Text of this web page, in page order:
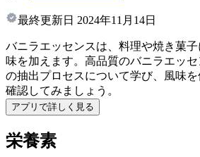
最終更新日 2024年11月14日
バニラエッセンスは、料理や焼き菓
味を加えます。高品質のバニラエッ
の抽出プロセスについて学び、風味
確認してみましょう。
アプリで詳しく見る
栄養素